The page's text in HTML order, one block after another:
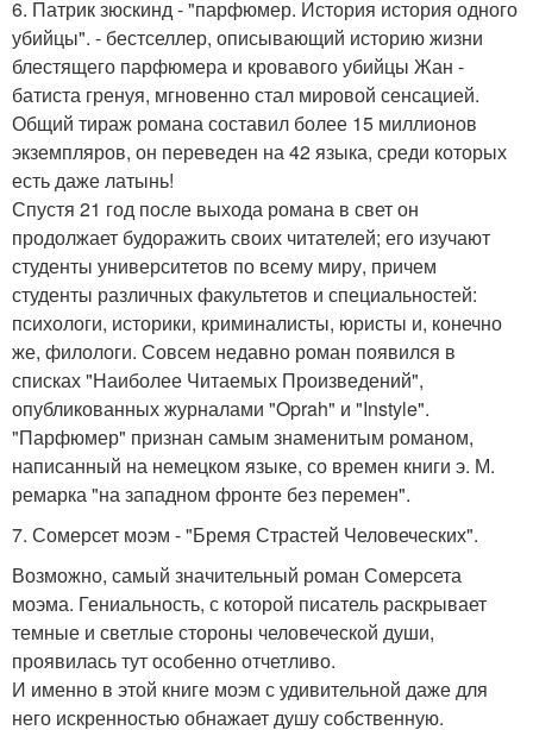
6. Патрик зюскинд - "парфюмер. История история одного
убийцы". - бестселлер, описывающий историю жизни
блестящего парфюмера и кровавого убийцы Жан -
батиста гренуя, мгновенно стал мировой сенсацией.
Общий тираж романа составил более 15 миллионов
экземпляров, он переведен на 42 языка, среди которых
есть даже латынь!
Спустя 21 год после выхода романа в свет он
продолжает будоражить своих читателей; его изучают
студенты университетов по всему миру, причем
студенты различных факультетов и специальностей:
психологи, историки, криминалисты, юристы и, конечно
же, филологи. Совсем недавно роман появился в
списках "Наиболее Читаемых Произведений",
опубликованных журналами "Oprah" и "Instyle".
"Парфюмер" признан самым знаменитым романом,
написанный на немецком языке, со времен книги э. М.
ремарка "на западном фронте без перемен".
7. Сомерсет моэм - "Бремя Страстей Человеческих".
Возможно, самый значительный роман Сомерсета
моэма. Гениальность, с которой писатель раскрывает
темные и светлые стороны человеческой души,
проявилась тут особенно отчетливо.
И именно в этой книге моэм с удивительной даже для
него искренностью обнажает душу собственную.